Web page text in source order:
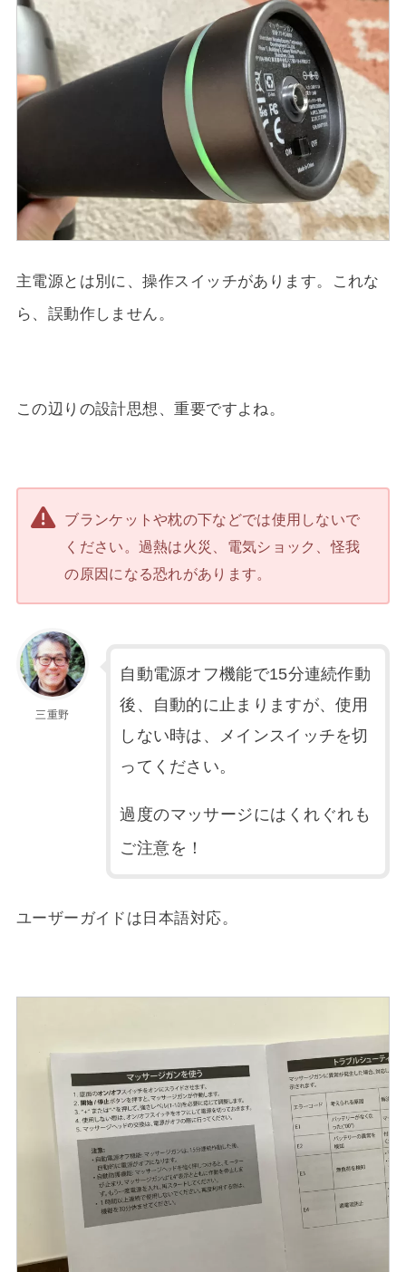
主電源とは別に、操作スイッチがあります。これな
ら、誤動作しません。
この辺りの設計思想、重要ですよね。
ブランケットや枕の下などでは使用しないで
ください。過熱は火災、電気ショック、怪我
の原因になる恐れがあります。
三重野
自動電源オフ機能で15分連続作動
後、自動的に止まりますが、使用
しない時は、メインスイッチを切
ってください。
過度のマッサージにはくれぐれも
ご注意を！
ユーザーガイドは日本語対応。